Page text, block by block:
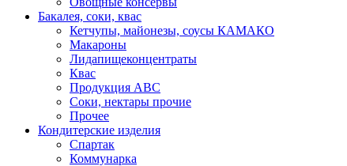
Бакалея, соки, квас
Кетчупы, майонезы, соусы КАМАКО
Макароны
Лидапищеконцентраты
Квас
Продукция АВС
Соки, нектары прочие
Прочее
Кондитерские изделия
Спартак
Коммунарка